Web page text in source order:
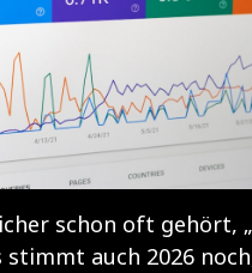
schon oft gehört,
stimmt auch 2026